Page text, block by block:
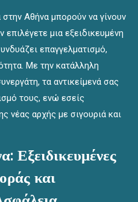
Αθήνα μπορούν να γίνουν
μια εξειδικευμένη
επαγγελματισμό,
Με την κατάλληλη
τα αντικείμενά σας
τους, ενώ εσείς
νέας αρχής με σιγουριά και
Εξειδικευμένες
και